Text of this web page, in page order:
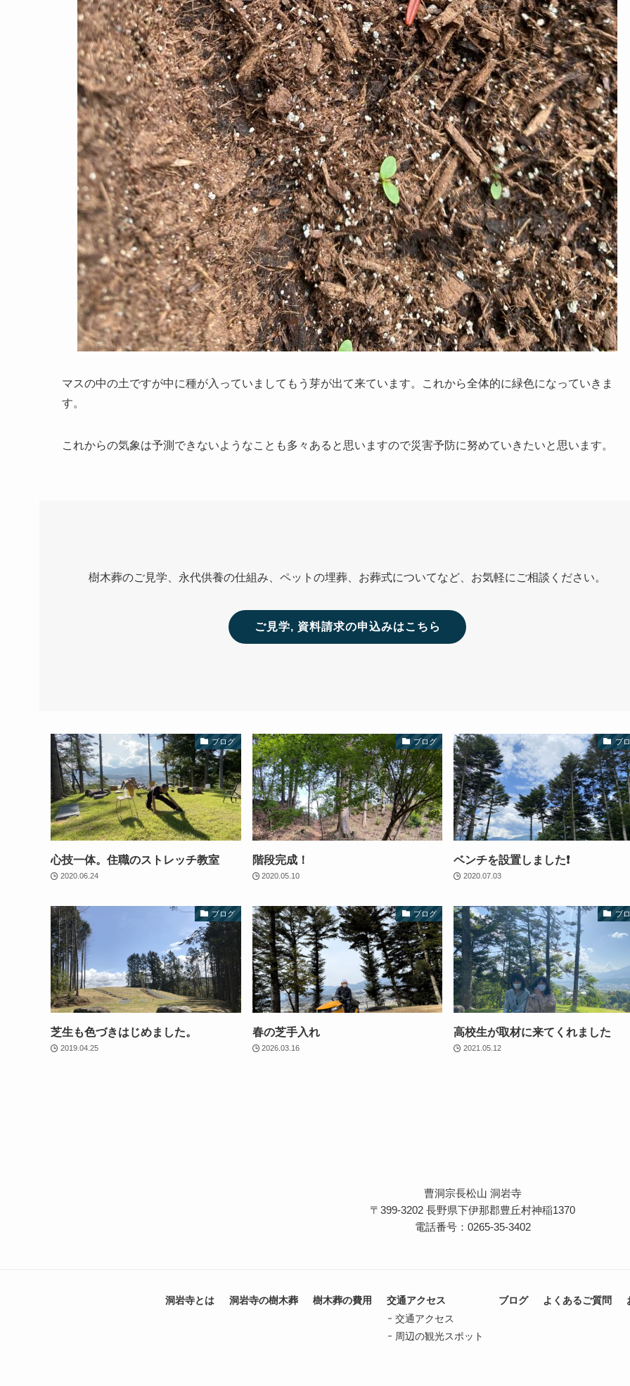
マスの中の土ですが中に種が入っていましてもう芽が出て来ています。これから全体的に緑色になっていきま
す。
これからの気象は予測できないようなことも多々あると思いますので災害予防に努めていきたいと思います。
樹木葬のご見学、永代供養の仕組み、ペットの埋葬、お葬式についてなど、お気軽にご相談ください。
ご見学, 資料請求の申込みはこちら
ブログ
心技一体。住職のストレッチ教室
2020.06.24
ブログ
階段完成！
2020.05.10
ブ
ベンチを設置しました❗️
2020.07.03
ブログ
芝生も色づきはじめました。
2019.04.25
ブログ
春の芝手入れ
2026.03.16
ブ
高校生が取材に来てくれました
2021.05.12
曹洞宗長松山 洞岩寺
〒399-3202 長野県下伊那郡豊丘村神稲1370
電話番号：0265-35-3402
洞岩寺とは 洞岩寺の樹木葬 樹木葬の費用
交通アクセス
交通アクセス
周辺の観光スポット
ブログ よくあるご質問